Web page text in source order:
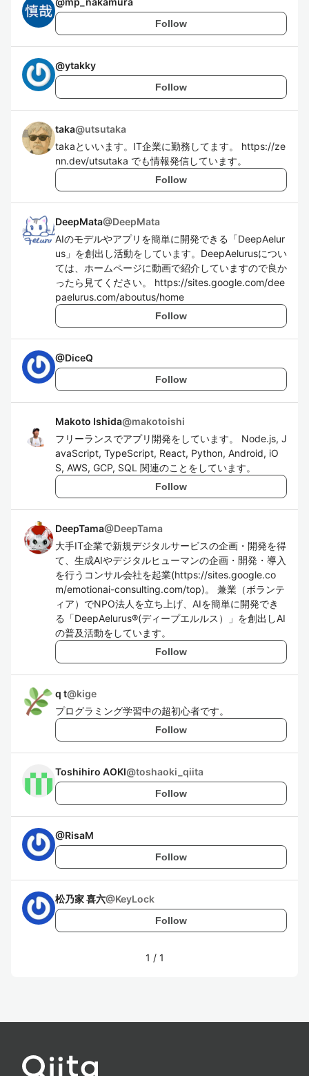
Follow
@ytakky
Follow
taka@utsutaka
takaといいます。IT企業に勤務してます。 https://ze
nn.dev/utsutaka でも情報発信しています。
Follow
DeepMata@DeepMata
AIのモデルやアプリを簡単に開発できる「DeepAelur
us」を創出し活動をしています。DeepAelurusについ
ては、ホームページに動画で紹介していますので良か
ったら見てください。 https://sites.google.com/dee
paelurus.com/aboutus/home
Follow
@DiceQ
Follow
Makoto Ishida@makotoishi
フリーランスでアプリ開発をしています。 Node.js, J
avaScript, TypeScript, React, Python, Android, iO
S, AWS, GCP, SQL 関連のことをしています。
Follow
DeepTama@DeepTama
大手IT企業で新規デジタルサービスの企画・開発を得
て、生成AIやデジタルヒューマンの企画・開発・導入
を行うコンサル会社を起業(https://sites.google.co
m/emotionai-consulting.com/top)。 兼業（ボランテ
ィア）でNPO法人を立ち上げ、AIを簡単に開発でき
る「DeepAelurus®︎(ディープエルルス）」を創出しAI
の普及活動をしています。
Follow
q t@kige
プログラミング学習中の超初心者です。
Follow
Toshihiro AOKI@toshaoki_qiita
Follow
@RisaM
Follow
松乃家 喜六@KeyLock
Follow
1 / 1